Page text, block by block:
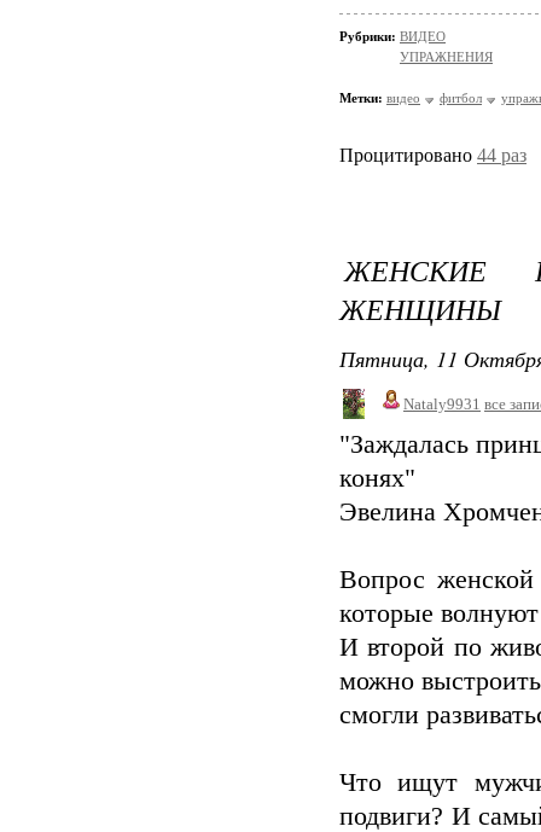
Рубрики: ВИДЕО
УПРАЖНЕНИЯ
Метки: видео фитбол
Процитировано 44 раз
ЖЕНСКИЕ
ЖЕНЩИНЫ
Пятница, 11
Nataly9931 все
"Заждалась
конях"
Эвелина
Вопрос женской
которые
И второй по
можно
смогли
Что ищут
подвиги? И